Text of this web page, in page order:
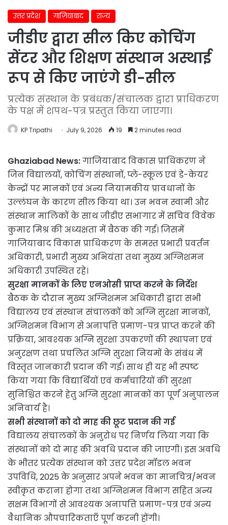
उत्तर प्रदेश ग़ाज़ियाबाद राज्य
जीडीए द्वारा सील किए कोचिंग
सेंटर और शिक्षण संस्थान अस्थाई
रूप से किए जाएंगे डी-सील
प्रत्येक संस्थान के प्रबंधक/संचालक द्वारा प्राधिकरण
के पक्ष में शपथ-पत्र प्रस्तुत किया जाएगा।
KP Tripathi July 9, 2026 19 2 minutes read
Ghaziabad News:गाजियाबाद विकास प्राधिकरण ने
जिन विद्यालयों, कोचिंग संस्थानों, प्ले-स्कूल एवं डे-केयर
केन्द्रों पर मानकों एवं अन्य नियामकीय प्रावधानों के
उल्लंघन के कारण सील किया था। उन भवन स्वामी और
संस्थान मालिकों के साथ जीडीए सभागार में सचिव विवेक
कुमार मिश्र की अध्यक्षता में बैठक की गई। जिसमें
गाजियाबाद विकास प्राधिकरण के समस्त प्रभारी प्रवर्तन
अधिकारी, प्रभारी मुख्य अभियंता तथा मुख्य अग्निशमन
अधिकारी उपस्थित रहे।
सुरक्षा मानकों के लिए एनओसी प्राप्त करने के निर्देश
बैठक के दौरान मुख्य अग्निशमन अधिकारी द्वारा सभी
विद्यालय एवं संस्थान संचालकों को अग्नि सुरक्षा मानकों,
अग्निशमन विभाग से अनापत्ति प्रमाण-पत्र प्राप्त करने की
प्रक्रिया, आवश्यक अग्नि सुरक्षा उपकरणों की स्थापना एवं
अनुरक्षण तथा प्रचलित अग्नि सुरक्षा नियमों के संबंध में
विस्तृत जानकारी प्रदान की गई। साथ ही यह भी स्पष्ट
किया गया कि विद्यार्थियों एवं कर्मचारियों की सुरक्षा
सुनिश्चित करने हेतु अग्नि सुरक्षा मानकों का पूर्ण अनुपालन
अनिवार्य है।
सभी संस्थानों को दो माह की छूट प्रदान की गई
विद्यालय संचालकों के अनुरोध पर निर्णय लिया गया कि
संस्थानों को दो माह की अवधि प्रदान की जाएगी। इस अवधि
के भीतर प्रत्येक संस्थान को उत्तर प्रदेश मॉडल भवन
उपविधि, 2025 के अनुसार अपने भवन का मानचित्र/भवन
स्वीकृत कराना होगा तथा अग्निशमन विभाग सहित अन्य
सक्षम विभागों से आवश्यक अनापत्ति प्रमाण-पत्र एवं अन्य
वैधानिक औपचारिकताएँ पूर्ण करनी होंगी।